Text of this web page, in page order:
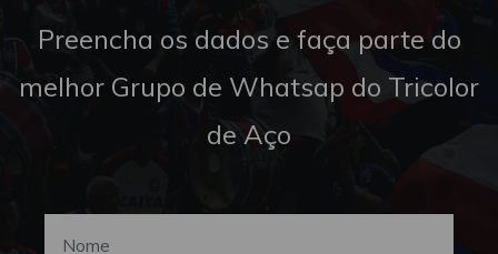
Preencha os dados e faça parte do
melhor Grupo de Whatsap do Tricolor
de Aço